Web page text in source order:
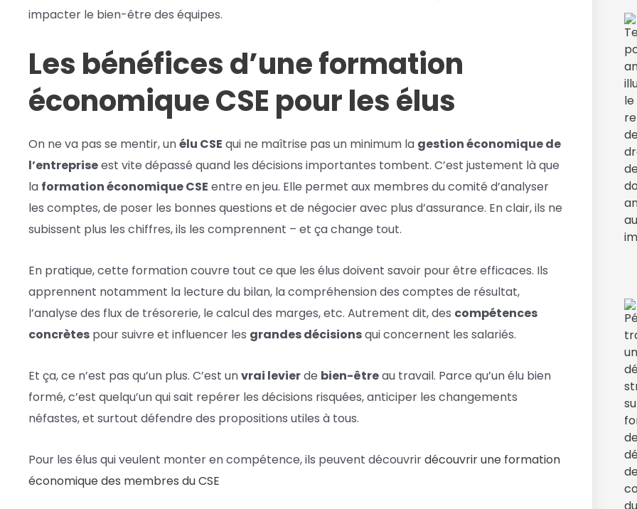
impacter le bien-être des équipes.
Les bénéfices d’une formation
économique CSE pour les élus
On ne va pas se mentir, unélu CSE qui ne maîtrise pas un minimum la gestion économique de
l’entrepriseest vite dépassé quand les décisions importantes tombent. C’est justement là que
la formation économique CSE entre en jeu. Elle permet aux membres du comité d’analyser
les comptes, de poser les bonnes questions et de négocier avec plus d’assurance. En clair, ils ne
subissent plus les chiffres, ils les comprennent – et ça change tout.
En pratique, cette formation couvre tout ce que les élus doivent savoir pour être efficaces. Ils
apprennent notamment la lecture du bilan, la compréhension des comptes de résultat,
l’analyse des flux de trésorerie, le calcul des marges, etc. Autrement dit, des compétences
concrètes pour suivre et influencer les grandes décisionsqui concernent les salariés.
Et ça, ce n’est pas qu’un plus. C’est unvrai levierde bien-êtreau travail. Parce qu’un élu bien
formé, c’est quelqu’un qui sait repérer les décisions risquées, anticiper les changements
néfastes, et surtout défendre des propositions utiles à tous.
Pour les élus qui veulent monter en compétence, ils peuvent découvrirdécouvrir une formation
économique des membres du CSE